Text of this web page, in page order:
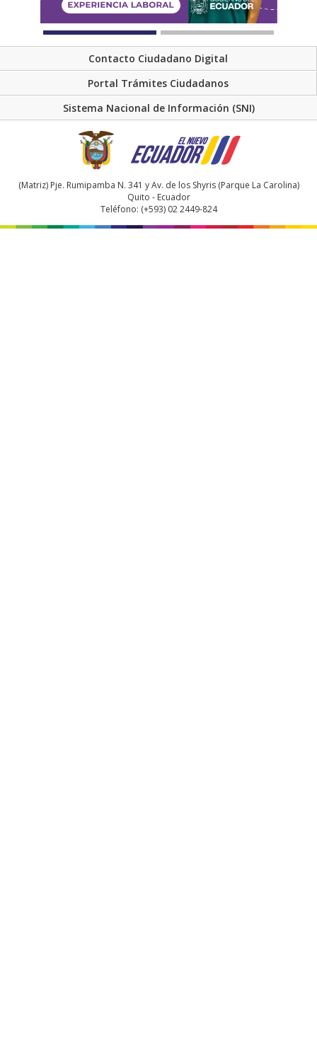
Contacto Ciudadano Digital
Portal Trámites Ciudadanos
Sistema Nacional de Información (SNI)
(Matriz) Pje. Rumipamba N. 341 y Av. de los Shyris (Parque La Carolina)
Quito - Ecuador
Teléfono: (+593) 02 2449-824